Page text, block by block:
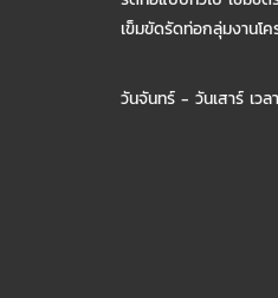
เข็มขัดรัดท่อกลุ่มงานโ
วันจันทร์ - วันเสาร์ เวล